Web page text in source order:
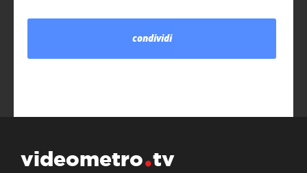
condividi
videometro tv